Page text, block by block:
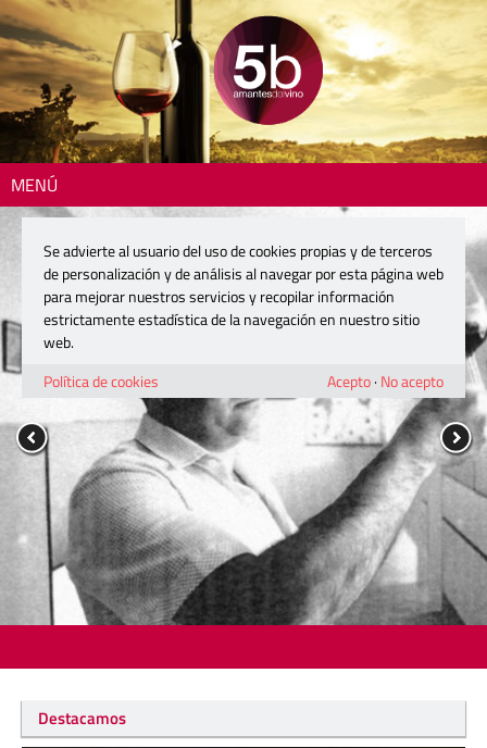
MENÚ
Destacamos
Se advierte al usuario del uso de cookies propias y de terceros
de personalización y de análisis al navegar por esta página web
para mejorar nuestros servicios y recopilar información
estrictamente estadística de la navegación en nuestro sitio
web.
Política de cookies
Acepto· No acepto